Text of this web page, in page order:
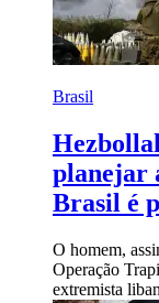
Brasil
planejar
Brasil é
O homem,
Operação
extremista